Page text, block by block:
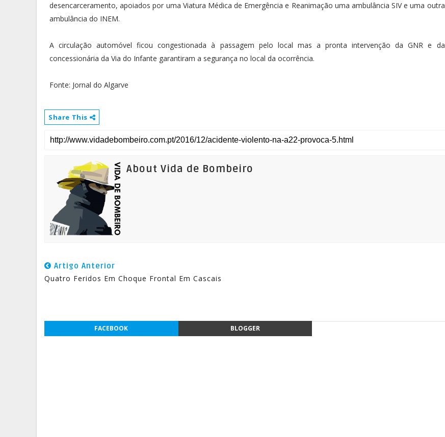
desencarceramento, apoiados por uma Viatura Médica de Emergência e Reanimação uma ambulância SIV e uma outra
ambulância do INEM.
A circulação automóvel ficou congestionada à passagem pelo local mas a pronta intervenção da GNR e da
concessionária da Via do Infante garantiram a segurança no local da ocorrência.
Fonte: Jornal do Algarve
Share This
About Vida de Bombeiro
Artigo Anterior
Quatro Feridos Em Choque Frontal Em Cascais
FACEBOOK BLOGGER